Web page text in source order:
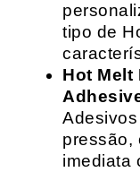
tipo de
Hot Melt
pressão,
imediata